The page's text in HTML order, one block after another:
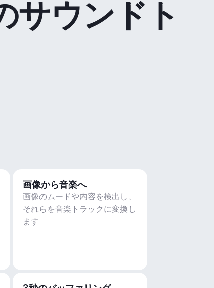
サウンドト
画像から音楽へ
画像のムードや内容を検出し、
それらを音楽トラックに変換し
ます